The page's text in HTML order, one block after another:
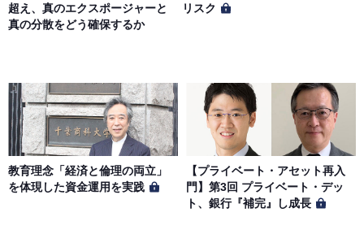
超え、真のエクスポージャーと
真の分散をどう確保するか
リスク
教育理念「経済と倫理の両立」
を体現した資金運用を実践
【プライベート・アセット再入
門】第3回 プライベート・デッ
ト、銀行『補完』し成長